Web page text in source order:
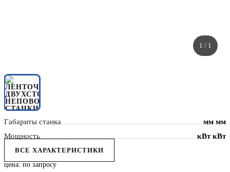
1 / 1
Габариты станка
мм мм
Мощность
кВт кВт
ВСЕ ХАРАКТЕРИСТИКИ
цена: по запросу